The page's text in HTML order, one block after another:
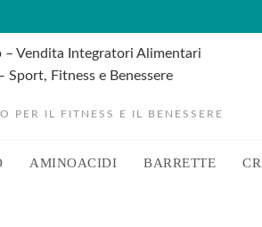
PER IL FITNESS E IL BENESSERE
AMINOACIDI BARRETTE